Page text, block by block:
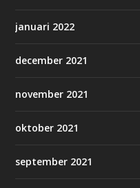
januari 2022
december 2021
november 2021
oktober 2021
september 2021